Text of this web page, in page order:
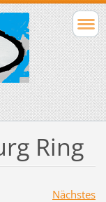
Ring
Nächstes